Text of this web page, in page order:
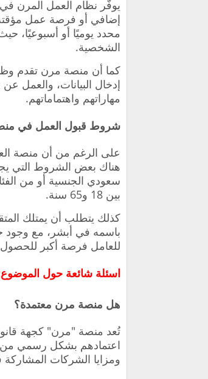
يوفّر نظام العمل المرن
إضافي أو فرصة عمل
محدد يوميًا أو أسبوعيًا،
الشخصية.
كما أن منصة مرن تقدم
إدخال البيانات، والعمل
مهاراتهم واهتماماتهم.
شروط قبول العمل في
على الرغم من أن منصة
هناك بعض الشروط التي
سعودي الجنسية أو من
بين 18 و65 سنة.
كذلك يتطلب أن يمتلك
باسمه في أبشر، مع وجود
للعامل فرصة أكبر
اسئلة شائعة حول
هل منصة مرن معتمدة؟
تُعد منصة "مرن" كجهة
اعتمادهم بشكل رسمي من
ومزايا الشركات المشاركة